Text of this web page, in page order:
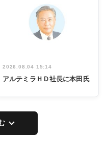
2026.08.04 15:14
アルテミラＨＤ社長に本田氏